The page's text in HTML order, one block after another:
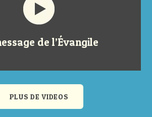
de l’Évangile
PLUS DE VIDEOS